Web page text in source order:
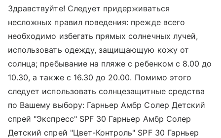
Здравствуйте! Следует придерживаться
несложных правил поведения: прежде всего
необходимо избегать прямых солнечных лучей,
использовать одежду, защищающую кожу от
солнца; пребывание на пляже с ребенком с 8.00 до
10.30, а также с 16.30 до 20.00. Помимо этого
следует использовать солнцезащитные средства
по Вашему выбору: Гарньер Амбр Солер Детский
спрей "Экспресс" SPF 30 Гарньер Амбр Солер
Детский спрей "Цвет-Контроль" SPF 30 Гарньер